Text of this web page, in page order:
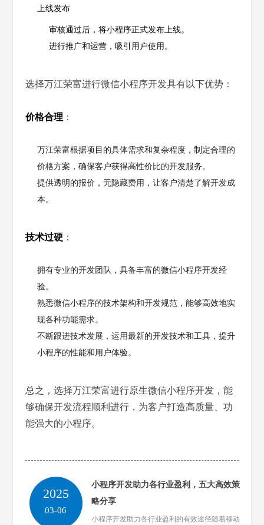
上线发布
审核通过后，将小程序正式发布上线。
进行推广和运营，吸引用户使用。
选择万江荣富进行微信小程序开发具有以下优势：
价格合理 ：
万江荣富根据项目的具体需求和复杂程度，制定合理的
价格方案，确保客户获得高性价比的开发服务。
提供透明的报价，无隐藏费用，让客户清楚了解开发成
本。
技术过硬 ：
拥有专业的开发团队，具备丰富的微信小程序开发经
验。
熟悉微信小程序的技术架构和开发规范，能够高效地实
现各种功能需求。
不断跟进技术发展，运用最新的开发技术和工具，提升
小程序的性能和用户体验。
总之，选择万江荣富进行原生微信小程序开发，能
够确保开发流程顺利进行，为客户打造高质量、功
能强大的小程序。
2025
03-06
小程序开发助力各行业盈利，五大高效策
略分享
小程序开发助力各行业盈利的有效途径随着移动